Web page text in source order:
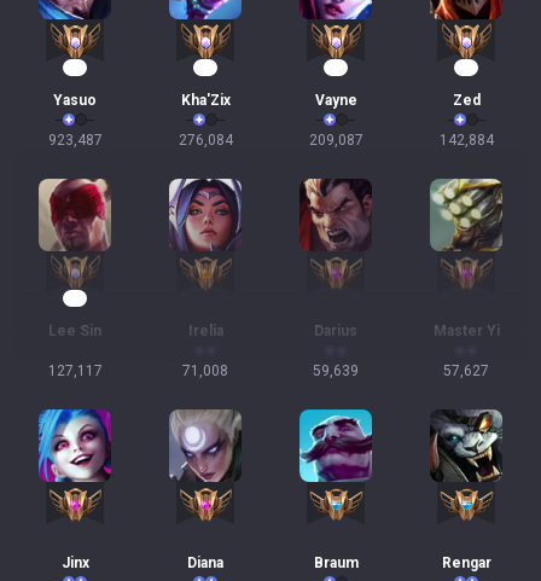
Yasuo
923,487
Kha'Zix
276,084
Vayne
209,087
Zed
142,884
Lee Sin
127,117
Irelia
71,008
Darius
59,639
Master Yi
57,627
Jinx Diana Braum Rengar